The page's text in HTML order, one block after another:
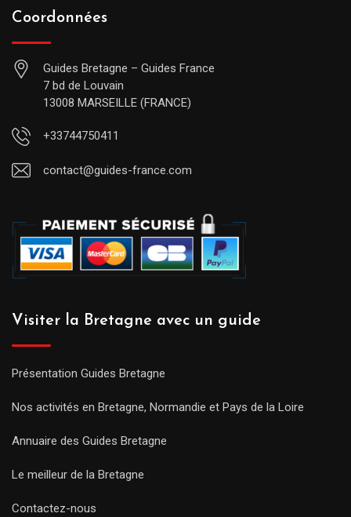
Coordonnées
Guides Bretagne – Guides France
7 bd de Louvain
13008 MARSEILLE (FRANCE)
+33744750411
contact@guides-france.com
Visiter la Bretagne avec un guide
Présentation Guides Bretagne
Nos activités en Bretagne, Normandie et Pays de la Loire
Annuaire des Guides Bretagne
Le meilleur de la Bretagne
Contactez-nous